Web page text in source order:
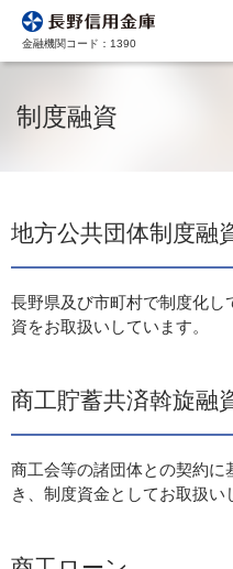
金融機関コード：1390
制度融資
地方公共団体制度融
長野県及び市町村で制度化し
資をお取扱いしています。
商工貯蓄共済斡旋融
商工会等の諸団体との契約
き、制度資金としてお取扱い